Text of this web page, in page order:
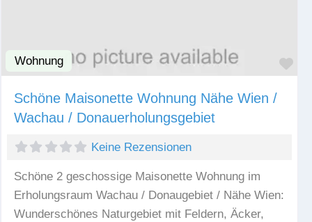
Wohnung
Schöne Maisonette Wohnung Nähe Wien /
Wachau / Donauerholungsgebiet
Keine Rezensionen
Schöne 2 geschossige Maisonette Wohnung im
Erholungsraum Wachau / Donaugebiet / Nähe Wien:
Wunderschönes Naturgebiet mit Feldern, Äcker,